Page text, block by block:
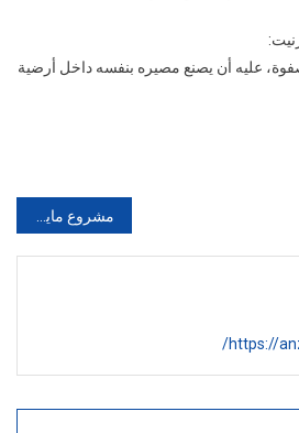
عليه أن يصنع مصيره بنفسه داخل أرضية
https://